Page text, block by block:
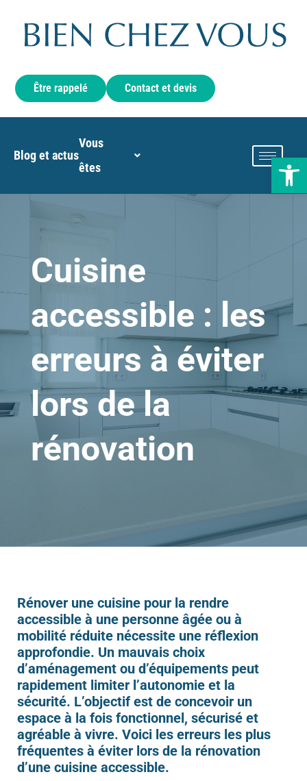
Ouvrir
Aller
Être rappelé Contact et devis
Blog et actus
Vous
êtes
Cuisine
accessible : les
erreurs à éviter
lors de la
rénovation
Rénover une cuisine pour la rendre
accessible à une personne âgée ou à
mobilité réduite nécessite une réflexion
approfondie. Un mauvais choix
d’aménagement ou d’équipements peut
rapidement limiter l’autonomie et la
sécurité. L’objectif est de concevoir un
espace à la fois fonctionnel, sécurisé et
agréable à vivre. Voici les erreurs les plus
fréquentes à éviter lors de la rénovation
d’une cuisine accessible.